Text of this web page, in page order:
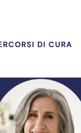
DI CURA